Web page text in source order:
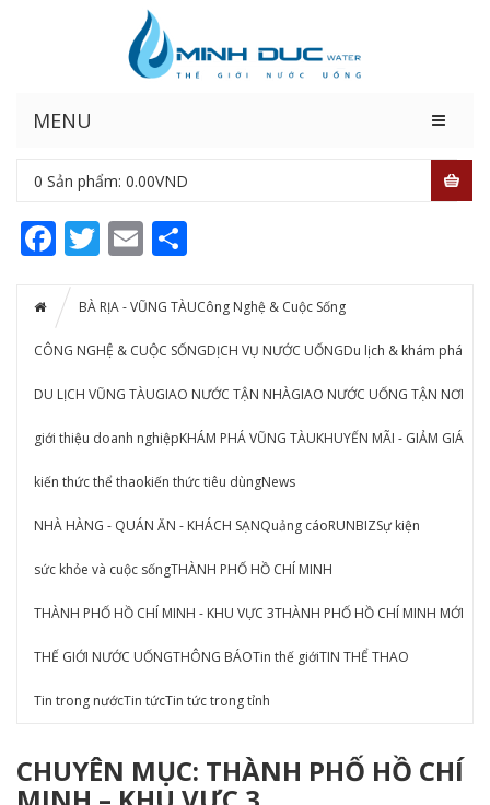
MENU
0 Sản phẩm: 0.00VND
Facebook
Twitter
Email
BÀ RỊA - VŨNG TÀUCông Nghệ & Cuộc Sống
CÔNG NGHỆ & CUỘC SỐNGDỊCH VỤ NƯỚC UỐNGDu lịch & khám phá
DU LỊCH VŨNG TÀUGIAO NƯỚC TẬN NHÀGIAO NƯỚC UỐNG TẬN NƠI
giới thiệu doanh nghiệpKHÁM PHÁ VŨNG TÀUKHUYẾN MÃI - GIẢM GIÁ
kiến thức thể thaokiến thức tiêu dùngNews
NHÀ HÀNG - QUÁN ĂN - KHÁCH SẠNQuảng cáoRUNBIZSự kiện
sức khỏe và cuộc sốngTHÀNH PHỐ HỒ CHÍ MINH
THÀNH PHỐ HỒ CHÍ MINH - KHU VỰC 3THÀNH PHỐ HỒ CHÍ MINH MỚI
THẾ GIỚI NƯỚC UỐNGTHÔNG BÁOTin thế giớiTIN THỂ THAO
Tin trong nướcTin tứcTin tức trong tỉnh
CHUYÊN MỤC: THÀNH PHỐ HỒ CHÍ